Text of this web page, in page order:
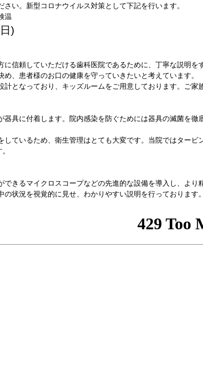
い。新型コロナウイルス対策として下記を行います。
温
)
に信頼していただける歯科医院であるために、丁寧な説明
、患者様のお口の健康を守っていきたいと考えています。
計となっており、キッズルームをご用意しております。ご家
器具に付着します。院内感染を防ぐためには器具の滅菌を
しているため、衛生管理はとても大変です。当院ではター
きるマイクロスコープなどの先進的な設備を導入し、より
状況を視覚的に見せ、わかりやすい説明を行っております。